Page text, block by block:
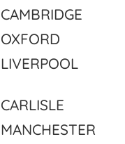
CAMBRIDGE
OXFORD
LIVERPOOL
CARLISLE
MANCHESTER